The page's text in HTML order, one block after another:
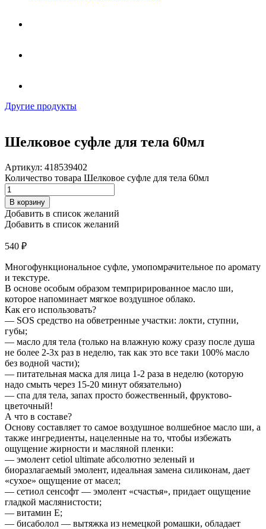
Другие продукты
Шелковое суфле для тела 60мл
Артикул: 418539402
Количество товара Шелковое суфле для тела 60мл
В корзину
Добавить в список желаний
Добавить в список желаний
540 ₽
Многофункциональное суфле, умопомрачительное по аромату
и текстуре.
В основе особым образом темприрированное масло ши,
которое напоминает мягкое воздушное облако.
Как его использовать?
— SOS средство на обветренные участки: локти, ступни,
губы;
— масло для тела (только на влажную кожу сразу после душа
не более 2-3х раз в неделю, так как это все таки 100% масло
без водной части);
— питательная маска для лица 1-2 раза в неделю (которую
надо смыть через 15-20 минут обязательно)
— спа для тела, запах просто божественный, фруктово-
цветочный!
А что в составе?
Основу составляет то самое воздушное волшебное масло ши, а
также ингредиенты, нацеленные на то, чтобы избежать
ощущение жирности и масляной пленки:
— эмолент cetiol ultimate абсолютно зеленый и
биоразлагаемый эмолент, идеальная замена силиконам, дает
«сухое» ощущение от масел;
— сетиол сенсофт — эмолент «счастья», придает ощущение
гладкой маслянистости;
— витамин Е;
— бисаболол — вытяжка из немецкой ромашки, обладает